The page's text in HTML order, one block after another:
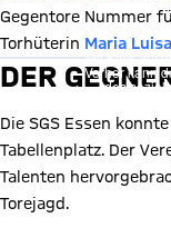
Gegentore Nummer
Torhüterin Maria
Mit Klick auf
Vorher kann
des
DER
Die SGS Essen
Tabellenplatz. Der
Talenten
Torejagd.